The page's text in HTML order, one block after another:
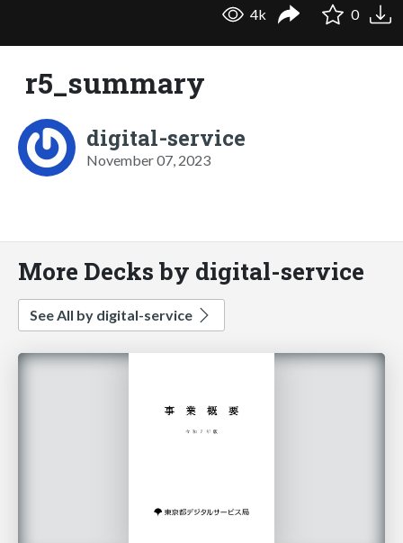
4k 0
r5_summary
digital-service
November 07, 2023
More Decks by digital-service
See All by digital-service